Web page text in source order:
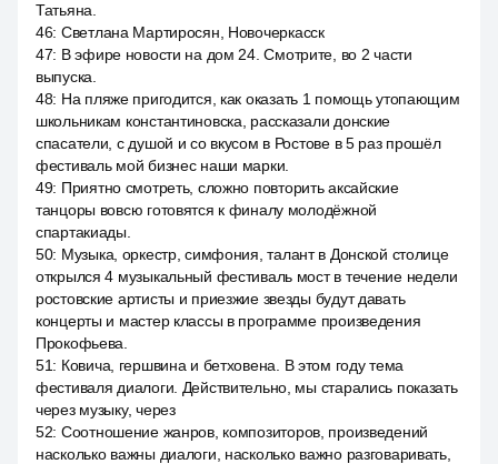
Татьяна.
46: Светлана Мартиросян, Новочеркасск
47: В эфире новости на дом 24. Смотрите, во 2 части
выпуска.
48: На пляже пригодится, как оказать 1 помощь утопающим
школьникам константиновска, рассказали донские
спасатели, с душой и со вкусом в Ростове в 5 раз прошёл
фестиваль мой бизнес наши марки.
49: Приятно смотреть, сложно повторить аксайские
танцоры вовсю готовятся к финалу молодёжной
спартакиады.
50: Музыка, оркестр, симфония, талант в Донской столице
открылся 4 музыкальный фестиваль мост в течение недели
ростовские артисты и приезжие звезды будут давать
концерты и мастер классы в программе произведения
Прокофьева.
51: Ковича, гершвина и бетховена. В этом году тема
фестиваля диалоги. Действительно, мы старались показать
через музыку, через
52: Соотношение жанров, композиторов, произведений
насколько важны диалоги, насколько важно разговаривать,